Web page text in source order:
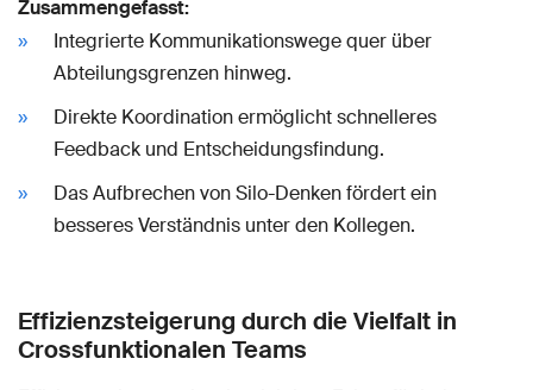
Zusammengefasst:
Integrierte Kommunikationswege quer über
Abteilungsgrenzen hinweg.
Direkte Koordination ermöglicht schnelleres
Feedback und Entscheidungsfindung.
Das Aufbrechen von Silo-Denken fördert ein
besseres Verständnis unter den Kollegen.
Effizienzsteigerung durch die Vielfalt in
Crossfunktionalen Teams